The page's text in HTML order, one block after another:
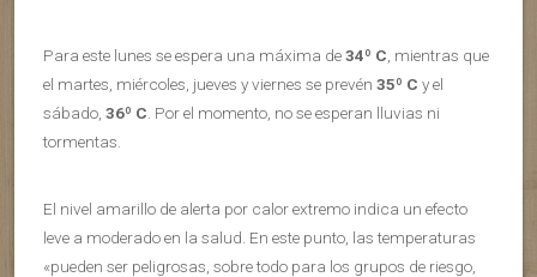
Para este lunes se espera una máxima de34º C, mientras que
el martes, miércoles, jueves y viernes se prevén 35º C y el
sábado, 36º C. Por el momento, no se esperan lluvias ni
tormentas.
El nivel amarillo de alerta por calor extremo indica un efecto
leve a moderado en la salud. En este punto, las temperaturas
«pueden ser peligrosas, sobre todo para los grupos de riesgo,